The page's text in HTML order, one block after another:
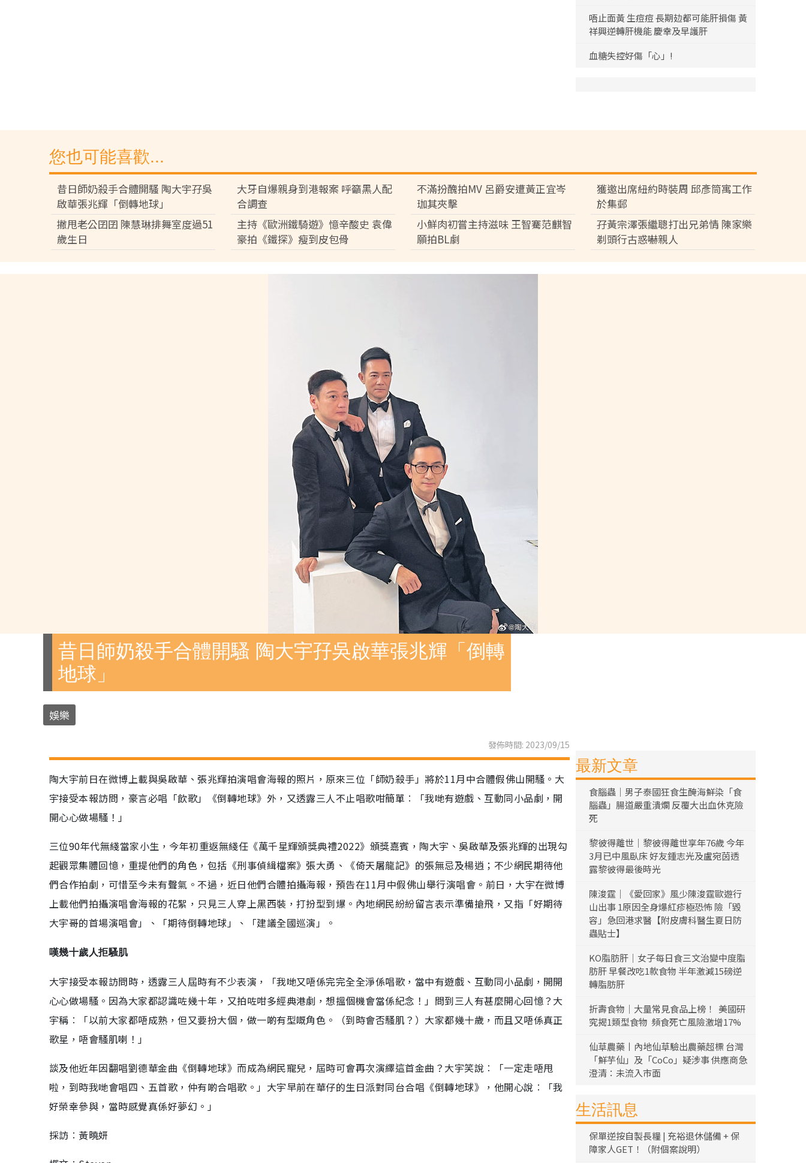
唔止面黃 生痘痘 長期攰都可能肝損傷 黃
祥興逆轉肝機能 慶幸及早護肝
血糖失控好傷「心」!
您也可能喜歡...
昔日師奶殺手合體開騷 陶大宇孖吳
啟華張兆輝「倒轉地球」
大牙自爆親身到港報案 呼籲黑人配
合調查
不滿扮醜拍MV 呂爵安遭黃正宜岑
珈其夾擊
獲邀出席紐約時裝周 邱彥筒寓工作
於集郵
撇甩老公囝囝 陳慧琳排舞室度過51
歲生日
主持《歐洲鐵騎遊》憶辛酸史 袁偉
豪拍《鐵探》瘦到皮包骨
小鮮肉初嘗主持滋味 王智騫范麒智
願拍BL劇
孖黃宗澤張繼聰打出兄弟情 陳家樂
剃頭行古惑嚇親人
昔日師奶殺手合體開騷 陶大宇孖吳啟華張兆輝「倒轉
地球」
娛樂
發佈時間: 2023/09/15
陶大宇前日在微博上載與吳啟華、張兆輝拍演唱會海報的照片，原來三位「師奶殺手」將於11月中合體假佛山開騷。大
宇接受本報訪問，豪言必唱「飲歌」《倒轉地球》外，又透露三人不止唱歌咁簡單︰「我哋有遊戲、互動同小品劇，開
開心心做場騷！」
三位90年代無綫當家小生，今年初重返無綫任《萬千星輝頒獎典禮2022》頒獎嘉賓，陶大宇、吳啟華及張兆輝的出現勾
起觀眾集體回憶，重提他們的角色，包括《刑事偵緝檔案》張大勇、《倚天屠龍記》的張無忌及楊逍；不少網民期待他
們合作拍劇，可惜至今未有聲氣。不過，近日他們合體拍攝海報，預告在11月中假佛山舉行演唱會。前日，大宇在微博
上載他們拍攝演唱會海報的花絮，只見三人穿上黑西裝，打扮型到爆。內地網民紛紛留言表示準備搶飛，又指「好期待
大宇哥的首場演唱會」、「期待倒轉地球」、「建議全國巡演」。
嘆幾十歲人拒騷肌
大宇接受本報訪問時，透露三人屆時有不少表演，「我哋又唔係完完全全淨係唱歌，當中有遊戲、互動同小品劇，開開
心心做場騷。因為大家都認識咗幾十年，又拍咗咁多經典港劇，想搵個機會當係紀念！」問到三人有甚麼開心回憶？大
宇稱︰「以前大家都唔成熟，但又要扮大個，做一啲有型嘅角色。（到時會否騷肌？）大家都幾十歲，而且又唔係真正
歌星，唔會騷肌喇！」
談及他近年因翻唱劉德華金曲《倒轉地球》而成為網民寵兒，屆時可會再次演繹這首金曲？大宇笑說︰「一定走唔甩
啦，到時我哋會唱四、五首歌，仲有啲合唱歌。」大宇早前在華仔的生日派對同台合唱《倒轉地球》，他開心說︰「我
好榮幸參與，當時感覺真係好夢幻。」
採訪︰黃曉妍
最新文章
食腦蟲｜男子泰國狂食生醃海鮮染「食
腦蟲」腸道嚴重潰爛 反覆大出血休克險
死
黎彼得離世｜黎彼得離世享年76歲 今年
3月已中風臥床 好友鍾志光及盧宛茵透
露黎彼得最後時光
陳浚霆｜《愛回家》風少陳浚霆歐遊行
山出事 1原因全身爆紅疹極恐怖 險「毀
容」急回港求醫【附皮膚科醫生夏日防
蟲貼士】
KO脂肪肝｜女子每日食三文治變中度脂
肪肝 早餐改吃1款食物 半年激減15磅逆
轉脂肪肝
折壽食物｜大量常見食品上榜！ 美國研
究揭1類型食物 頻食死亡風險激增17%
仙草農藥丨內地仙草驗出農藥超標 台灣
「鮮芋仙」及「CoCo」疑涉事 供應商急
澄清：未流入市面
生活訊息
保單逆按自製長糧 | 充裕退休儲備 + 保
障家人GET！（附個案說明）